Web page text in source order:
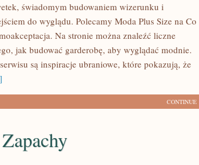
świadomym budowaniem wizerunku i
do wyglądu. Polecamy Moda Plus Size na Co
Na stronie można znaleźć liczne
jak budować garderobę, aby wyglądać modnie.
są inspiracje ubraniowe, które pokazują, że
CONTINUE